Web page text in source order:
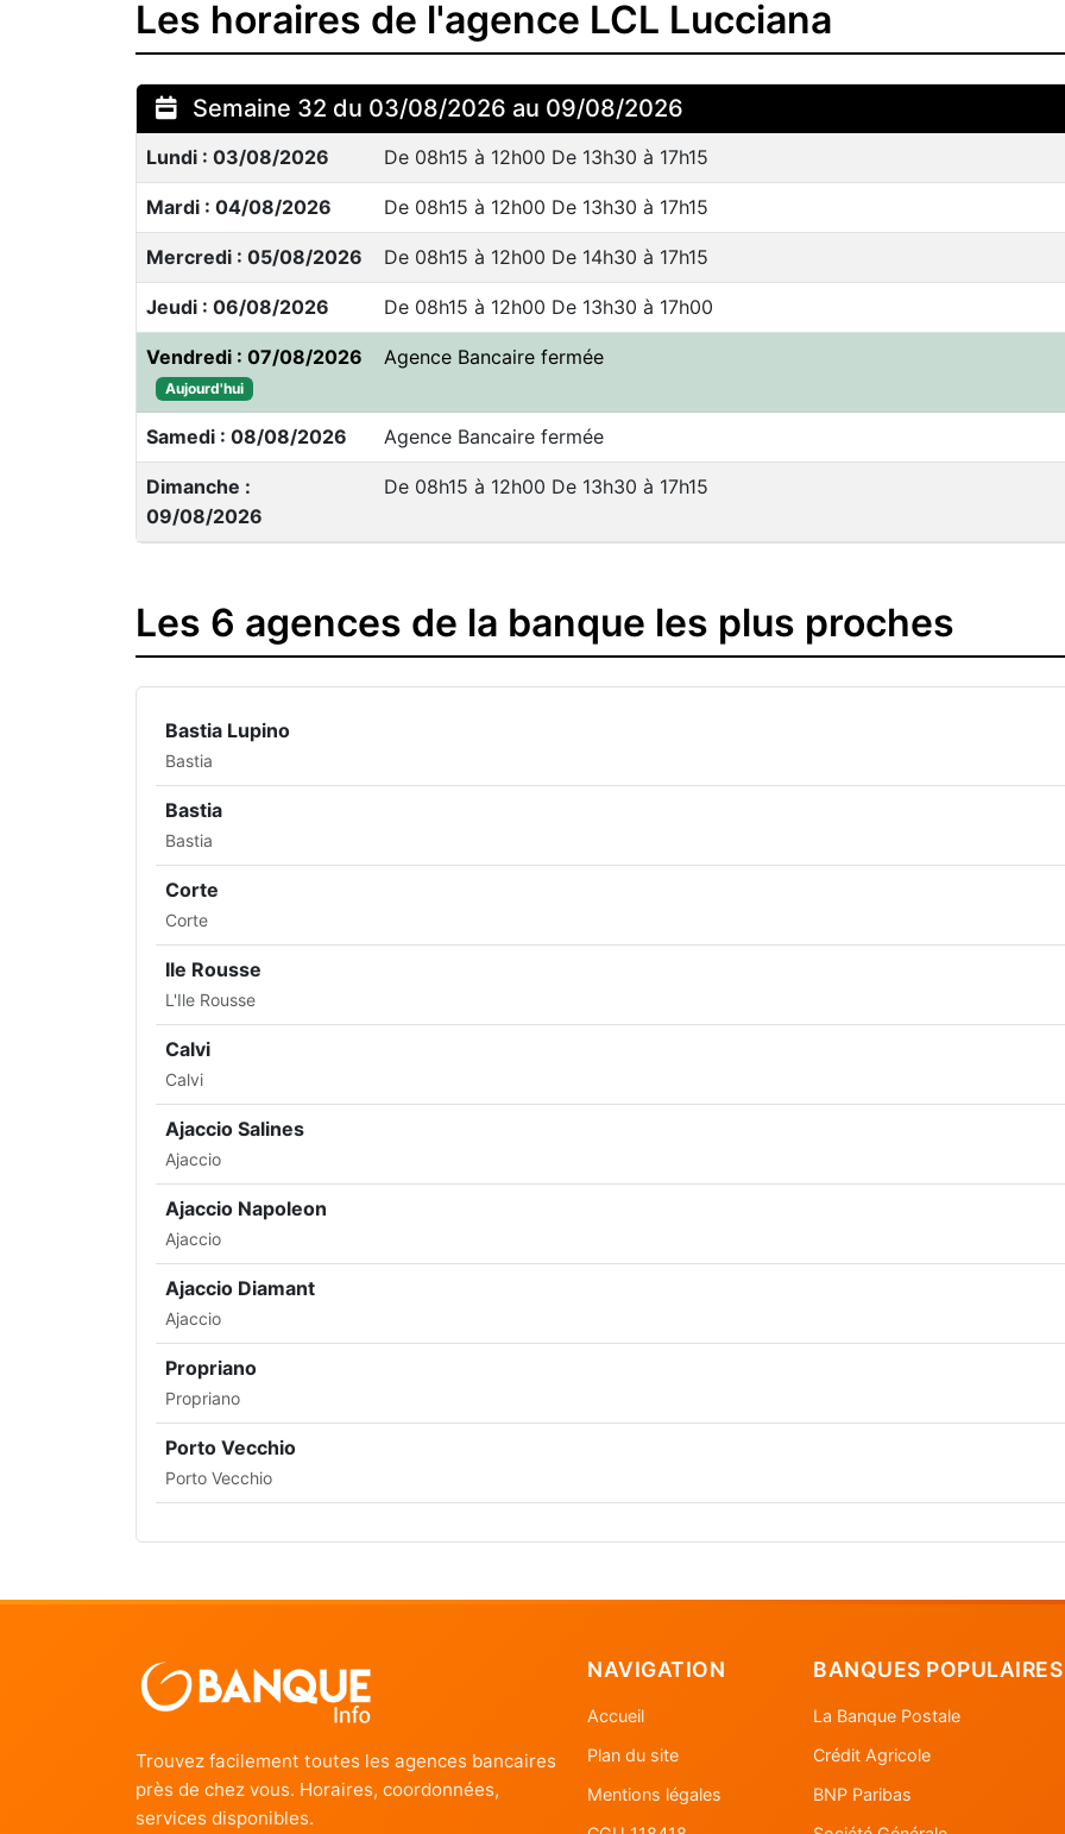
Les horaires de l'agence LCL Lucciana
Semaine 32 du 03/08/2026 au 09/08/2026
Lundi : 03/08/2026 De 08h15 à 12h00 De 13h30 à 17h15
Mardi : 04/08/2026 De 08h15 à 12h00 De 13h30 à 17h15
Mercredi : 05/08/2026 De 08h15 à 12h00 De 14h30 à 17h15
Jeudi : 06/08/2026 De 08h15 à 12h00 De 13h30 à 17h00
Vendredi : 07/08/2026
Aujourd'hui
Agence Bancaire fermée
Samedi : 08/08/2026 Agence Bancaire fermée
Dimanche :
09/08/2026
De 08h15 à 12h00 De 13h30 à 17h15
Les 6 agences de la banque les plus proches
Bastia Lupino
Bastia
Bastia
Bastia
Corte
Corte
Ile Rousse
L'Ile Rousse
Calvi
Calvi
Ajaccio Salines
Ajaccio
Ajaccio Napoleon
Ajaccio
Ajaccio Diamant
Ajaccio
Propriano
Propriano
Porto Vecchio
Porto Vecchio
Trouvez facilement toutes les agences bancaires
près de chez vous. Horaires, coordonnées,
services disponibles.
NAVIGATION
Accueil
Plan du site
Mentions légales
BANQUES POPULAIRES
La Banque Postale
Crédit Agricole
BNP Paribas